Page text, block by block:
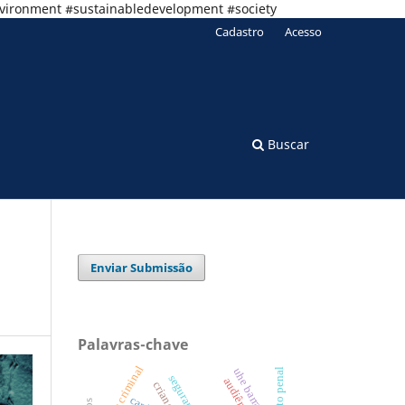
#sustainabledevelopment #society
Buscar
Cadastro Acesso
Enviar Submissão
Palavras-chave